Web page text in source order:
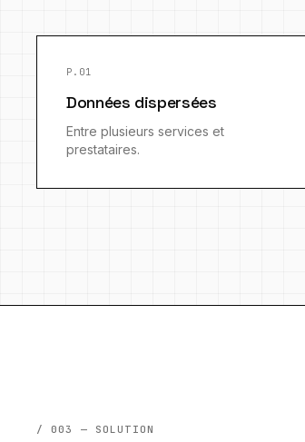
P.01
Données dispersées
Entre plusieurs services et
prestataires.
/ 003 — SOLUTION